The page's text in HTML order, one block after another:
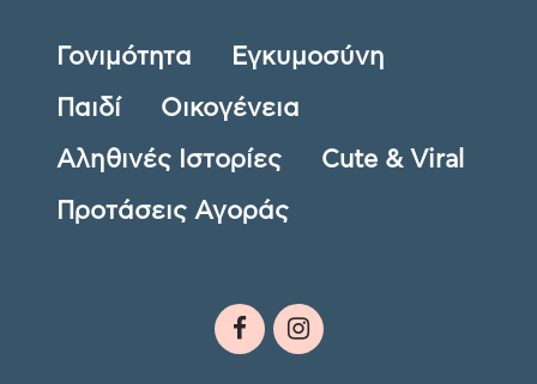
Γονιμότητα Εγκυμοσύνη
Παιδί Οικογένεια
Αληθινές Ιστορίες Cute & Viral
Προτάσεις Αγοράς